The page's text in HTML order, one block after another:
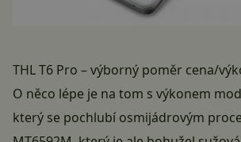
THL T6 Pro – výborný poměr cena/
O něco lépe je na tom s výkonem
který se pochlubí osmijádrovým